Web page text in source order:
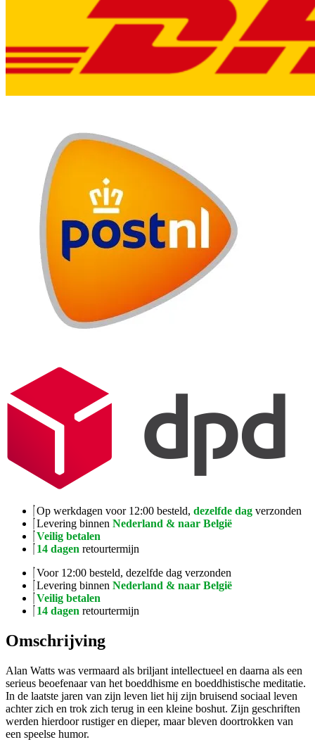
Op werkdagen voor 12:00 besteld, dezelfde dag verzonden
Levering binnen Nederland & naar België
Veilig betalen
14 dagen retourtermijn
Voor 12:00 besteld, dezelfde dag verzonden
Levering binnen Nederland & naar België
Veilig betalen
14 dagen retourtermijn
Omschrijving
Alan Watts was vermaard als briljant intellectueel en daarna als een
serieus beoefenaar van het boeddhisme en boeddhistische meditatie.
In de laatste jaren van zijn leven liet hij zijn bruisend sociaal leven
achter zich en trok zich terug in een kleine boshut. Zijn geschriften
werden hierdoor rustiger en dieper, maar bleven doortrokken van
een speelse humor.